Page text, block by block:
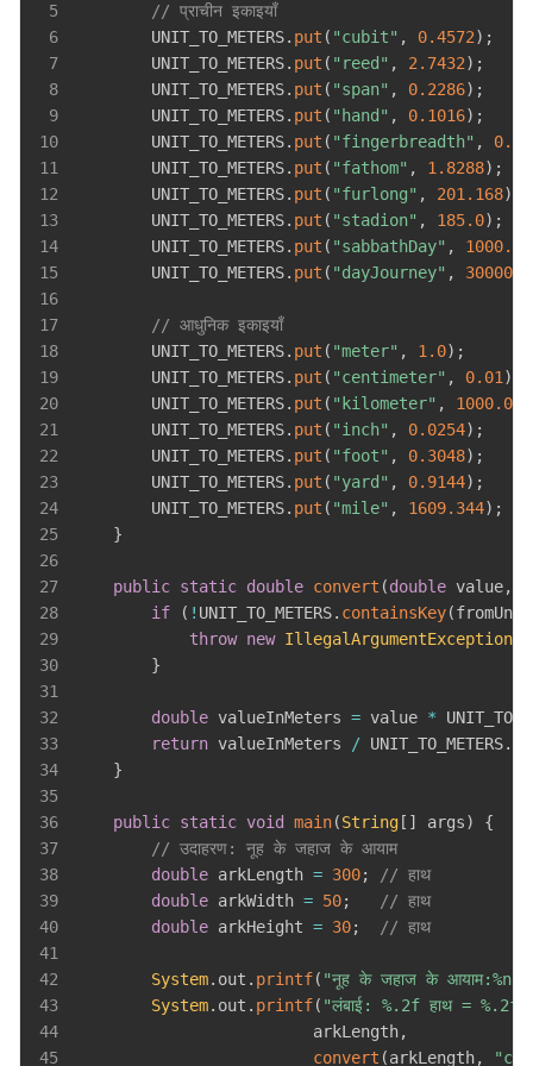
5
// प्राचीन इकाइयाँ
6
        UNIT_TO_METERS
. put ( "cubit" , 0.4572) ;
7
        UNIT_TO_METERS
. put ( "reed" , 2.7432) ;
8
        UNIT_TO_METERS
. put ( "span" , 0.2286) ;
9
        UNIT_TO_METERS
. put ( "hand" , 0.1016) ;
10
        UNIT_TO_METERS
. put ( "fingerbreadth" ,
11
        UNIT_TO_METERS
. put ( "fathom" , 1.8288) ;
12
        UNIT_TO_METERS
. put ( "furlong" , 201.168)
13
        UNIT_TO_METERS
. put ( "stadion" , 185.0) ;
14
        UNIT_TO_METERS
. put ( "sabbathDay" , 1000.0
15
        UNIT_TO_METERS
. put ( "dayJourney" , 30000.0
16
17
// आधुनिक इकाइयाँ
18
        UNIT_TO_METERS
. put ( "meter" , 1.0) ;
19
        UNIT_TO_METERS
. put ( "centimeter" , 0.01 )
20
        UNIT_TO_METERS
. put ( "kilometer" , 1000.0)
21
        UNIT_TO_METERS
. put ( "inch" , 0.0254) ;
22
        UNIT_TO_METERS
. put ( "foot" , 0.3048) ;
23
        UNIT_TO_METERS
. put ( "yard" , 0.9144) ;
24
        UNIT_TO_METERS
. put ( "mile" , 1609.344) ;
25
}
26
27
public static double convert (double value,
28
if ( ! UNIT_TO_METERS. containsKey(fromUnit
29
throw new IllegalArgumentException(
30
}
31
32
double valueInMeters = value *
33
return valueInMeters / UNIT_TO_METERS.
34
}
35
36
public static void main(String[ ] args)
{
37
// उदाहरण: नूह के जहाज के आयाम
38
double arkLength = 300;
// हाथ
39
double arkWidth = 50;
// हाथ
40
double arkHeight = 30;
// हाथ
41
42
System. out . printf( "नूह के जहाज के आयाम:%n"
43
System. out . printf( "लंबाई: %.2f हाथ = %.2f
44
                         arkLength
,
45
convert (arkLength,